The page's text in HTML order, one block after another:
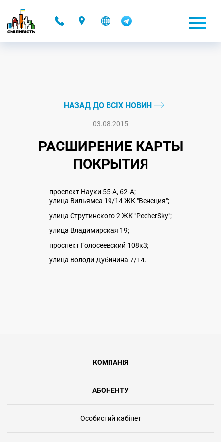
НАЗАД ДО ВСІХ НОВИН
03.08.2015
РАСШИРЕНИЕ КАРТЫ
ПОКРЫТИЯ
проспект Науки 55-А, 62-А;
улица Вильямса 19/14 ЖК "Венеция";
улица Струтинского 2 ЖК "PecherSky";
улица Владимирская 19;
проспект Голосеевский 108к3;
улица Володи Дубинина 7/14.
КОМПАНІЯ
АБОНЕНТУ
Особистий кабінет